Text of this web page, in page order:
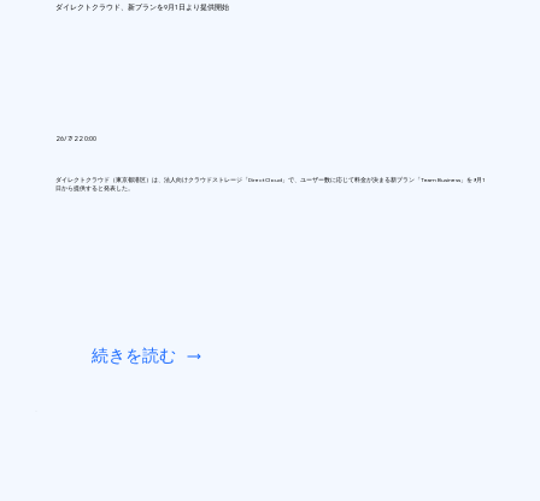
ダイレクトクラウド、新プランを9月1日より提供開始
26/7/22 0:00
ダイレクトクラウド（東京都港区）は、法人向けクラウドストレージ「DirectCloud」で、ユーザー数に応じて料金が決まる新プラン「Team Business」を9月1
日から提供すると発表した。
続きを読む